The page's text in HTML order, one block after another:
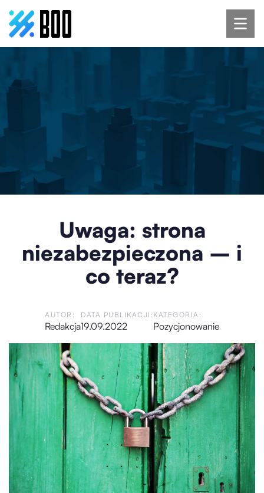
Uwaga: strona
niezabezpieczona – i
co teraz?
AUTOR:
Redakcja
DATA PUBLIKACJI:
19.09.2022
KATEGORIA:
Pozycjonowanie